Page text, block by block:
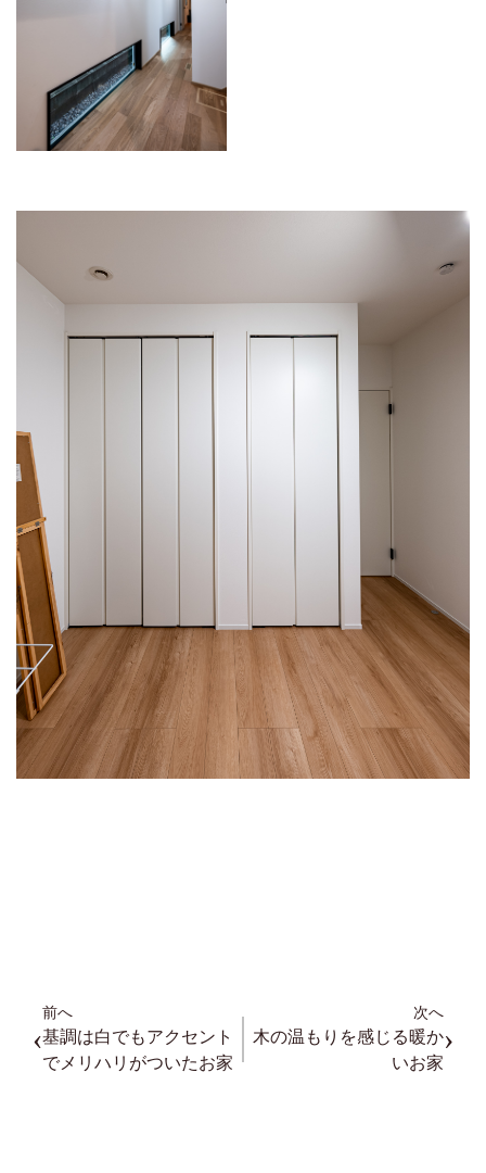
‹
前へ
基調は白でもアクセント
でメリハリがついたお家
次へ
木の温もりを感じる暖か
いお家
›